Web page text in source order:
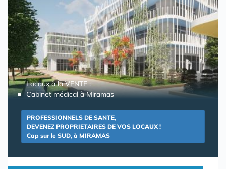
Locaux à la VENTE :
Cabinet médical à Miramas
PROFESSIONNELS DE SANTE,
DEVENEZ PROPRIETAIRES DE VOS LOCAUX !
Cap sur le SUD, à MIRAMAS